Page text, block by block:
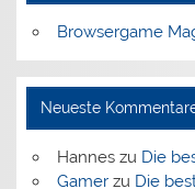
Browsergame
Neueste
Hanneszu Die
Gamerzu Die